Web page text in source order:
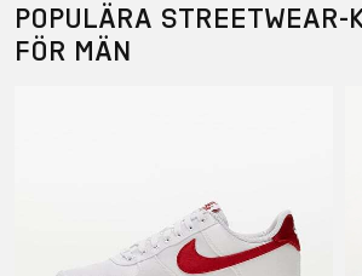
POPULÄRA STREETWEAR-
FÖR MÄN